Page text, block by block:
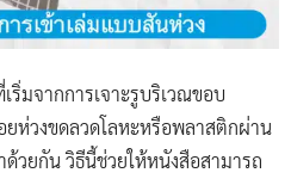
ริ่มจากการเจาะรูบริเวณขอบ
ห่วงขดลวดโลหะหรือพลาสติกผ่าน
วยกัน วิธีนี้ช่วยให้หนังสือสามารถ